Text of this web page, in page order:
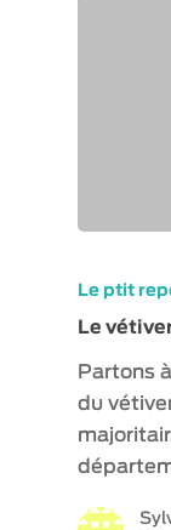
Le ptit
Le
Partons
du